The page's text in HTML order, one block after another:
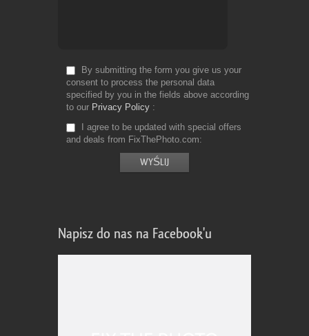
By submitting the form you give us your
consent to process the personal data
specified by you in the fields above according
to our Privacy Policy
I agree to be updated with special offers
and deals from FixThePhoto.com
Napisz do nas na Facebook'u